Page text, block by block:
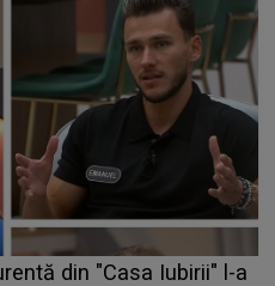
8-9 august 2026. Zodia